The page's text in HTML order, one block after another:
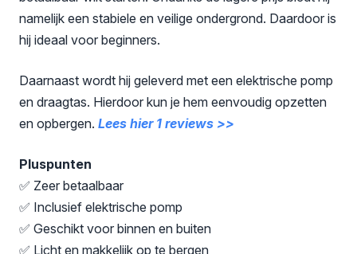
namelijk een stabiele en veilige ondergrond. Daardoor is
hij ideaal voor beginners.
Daarnaast wordt hij geleverd met een elektrische pomp
en draagtas. Hierdoor kun je hem eenvoudig opzetten
en opbergen. Lees hier 1 reviews >>
Pluspunten
✅ Zeer betaalbaar
✅ Inclusief elektrische pomp
✅ Geschikt voor binnen en buiten
✅ Licht en makkelijk op te bergen